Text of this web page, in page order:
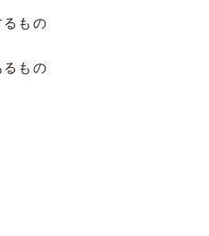
もの
もの